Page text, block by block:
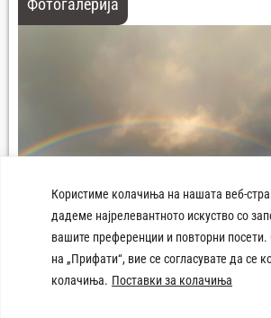
Користиме колачиња на нашата веб-
дадеме најрелевантното искуство со
вашите преференции и повторни
на „Прифати“, вие се согласувате да се
колачиња. Поставки за колачиња
Фотогалерија
Панорама град